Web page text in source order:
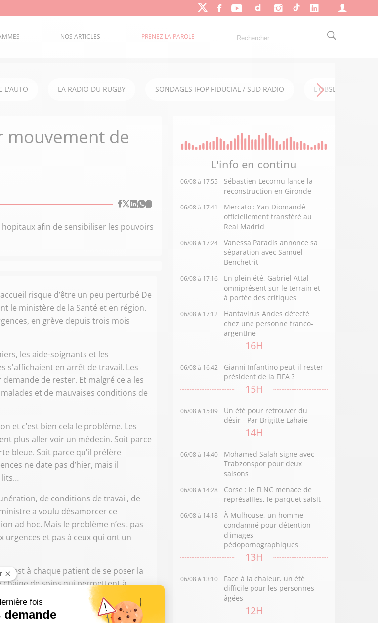
NOS ARTICLES PRENEZ LA PAROLE
L'AUTO LA RADIO DU RUGBY SONDAGES IFOP FIDUCIAL / SUD RADIO L'OBSERVATOIRE
mouvement de
afin de sensibiliser les pouvoirs
risque d’être un peu perturbé De
le ministère de la Santé et en région.
en grève depuis trois mois
les aide-soignants et les
s'affichaient en arrêt de travail. Les
de rester. Et malgré cela les
et de mauvaises conditions de
et c’est bien cela le problème. Les
plus aller voir un médecin. Soit parce
bleue. Soit parce qu’il préfère
ne date pas d’hier, mais il
lits…
de conditions de travail, de
a voulu désamorcer ce
ad hoc. Mais le problème n’est pas
urgences et pas à ceux qui ont un
c'est à chaque patient de se poser la
chaine de soins qui permettent à
week-ends ou le soir.
? la réponse doit venir d’Edouard
L'info en continu
06/08 à 17:55
Sébastien Lecornu lance la
reconstruction en Gironde
06/08 à 17:41
Mercato : Yan Diomandé
officiellement transféré au
Real Madrid
06/08 à 17:24
Vanessa Paradis annonce sa
séparation avec Samuel
Benchetrit
06/08 à 17:16
En plein été, Gabriel Attal
omniprésent sur le terrain et
à portée des critiques
06/08 à 17:12
Hantavirus Andes détecté
chez une personne franco-
argentine
16H
06/08 à 16:42
Gianni Infantino peut-il rester
président de la FIFA ?
15H
06/08 à 15:09
Un été pour retrouver du
désir - Par Brigitte Lahaie
14H
06/08 à 14:40
Mohamed Salah signe avec
Trabzonspor pour deux
saisons
06/08 à 14:28
Corse : le FLNC menace de
représailles, le parquet saisit
06/08 à 14:18
À Mulhouse, un homme
condamné pour détention
d'images
pédopornographiques
13H
06/08 à 13:10
Face à la chaleur, un été
difficile pour les personnes
âgées
12H